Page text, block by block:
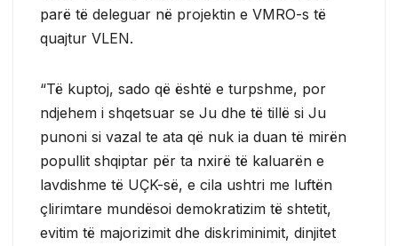
parë të deleguar në projektin e VMRO-s të
quajtur VLEN.
“Të kuptoj, sado që është e turpshme, por
ndjehem i shqetsuar se Ju dhe të tillë si Ju
punoni si vazal te ata që nuk ia duan të mirën
popullit shqiptar për ta nxirë të kaluarën e
lavdishme të UÇK-së, e cila ushtri me luftën
çlirimtare mundësoi demokratizim të shtetit,
evitim të majorizimit dhe diskriminimit, dinjitet